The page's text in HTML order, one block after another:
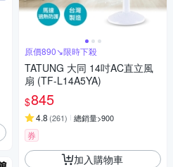
原價890↘限時下殺
TATUNG 大同 14吋AC直立風
扇 (TF-L14A5YA)
$845
4.8 (261) 總銷量>900
券
加入購物車